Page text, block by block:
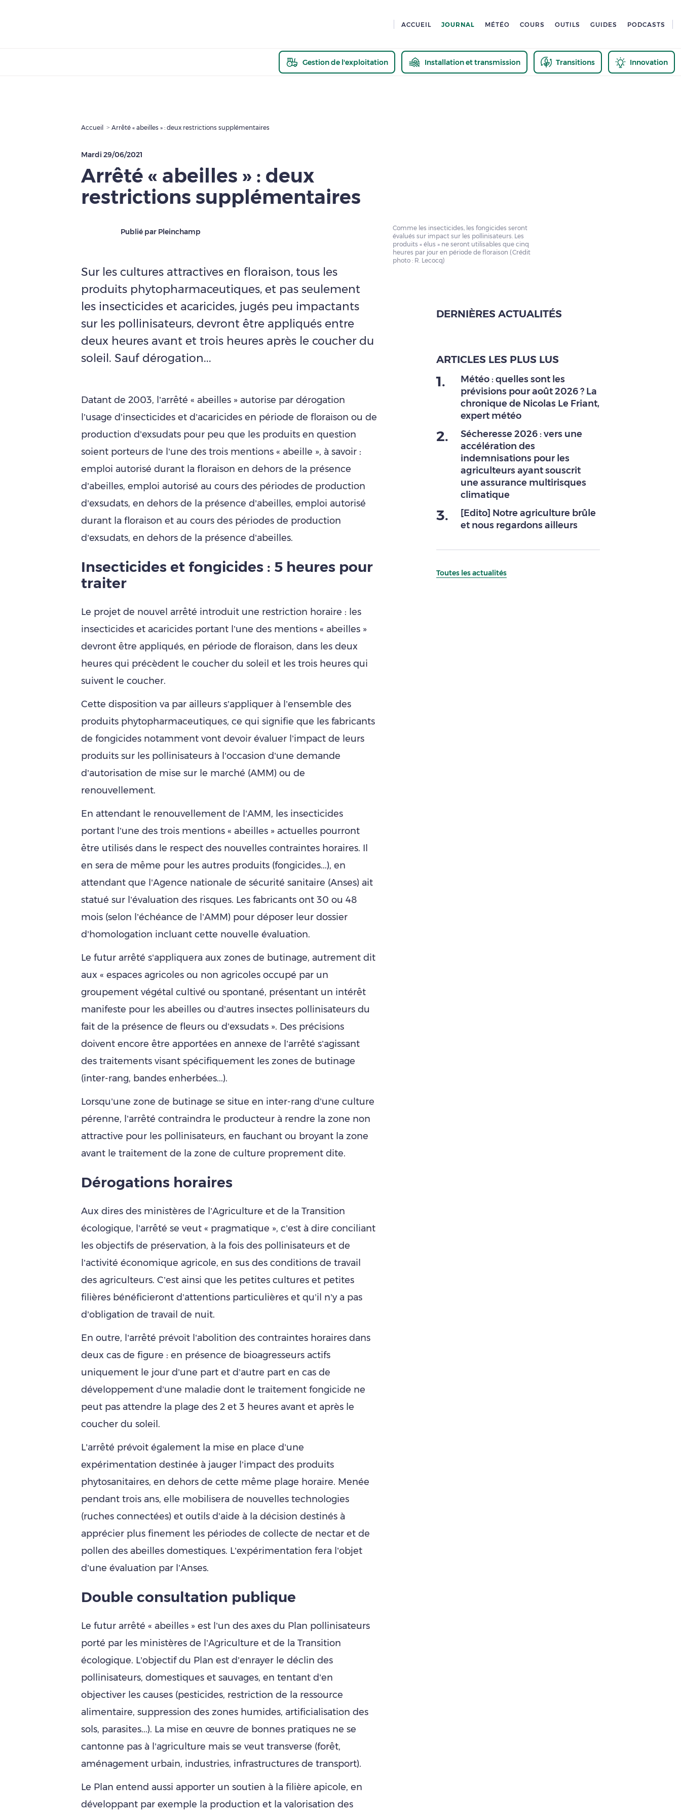
ACCUEIL JOURNAL MÉTÉO COURS OUTILS GUIDES PODCASTS
Gestion de l'exploitation Installation et transmission Transitions Innovation
Accueil Arrêté « abeilles » : deux restrictions supplémentaires
Mardi 29/06/2021
Arrêté « abeilles » : deux
restrictions supplémentaires
Publié par Pleinchamp
Sur les cultures attractives en floraison, tous les
produits phytopharmaceutiques, et pas seulement
les insecticides et acaricides, jugés peu impactants
sur les pollinisateurs, devront être appliqués entre
deux heures avant et trois heures après le coucher du
soleil. Sauf dérogation...
Datant de 2003, l’arrêté « abeilles » autorise par dérogation
l’usage d’insecticides et d’acaricides en période de floraison ou de
production d’exsudats pour peu que les produits en question
soient porteurs de l’une des trois mentions « abeille », à savoir :
emploi autorisé durant la floraison en dehors de la présence
d’abeilles, emploi autorisé au cours des périodes de production
d’exsudats, en dehors de la présence d’abeilles, emploi autorisé
durant la floraison et au cours des périodes de production
d’exsudats, en dehors de la présence d’abeilles.
Insecticides et fongicides : 5 heures pour
traiter
Le projet de nouvel arrêté introduit une restriction horaire : les
insecticides et acaricides portant l’une des mentions « abeilles »
devront être appliqués, en période de floraison, dans les deux
heures qui précèdent le coucher du soleil et les trois heures qui
suivent le coucher.
Cette disposition va par ailleurs s’appliquer à l’ensemble des
produits phytopharmaceutiques, ce qui signifie que les fabricants
de fongicides notamment vont devoir évaluer l’impact de leurs
produits sur les pollinisateurs à l’occasion d’une demande
d’autorisation de mise sur le marché (AMM) ou de
renouvellement.
En attendant le renouvellement de l’AMM, les insecticides
portant l’une des trois mentions « abeilles » actuelles pourront
être utilisés dans le respect des nouvelles contraintes horaires. Il
en sera de même pour les autres produits (fongicides...), en
attendant que l’Agence nationale de sécurité sanitaire (Anses) ait
statué sur l’évaluation des risques. Les fabricants ont 30 ou 48
mois (selon l’échéance de l’AMM) pour déposer leur dossier
d’homologation incluant cette nouvelle évaluation.
Le futur arrêté s’appliquera aux zones de butinage, autrement dit
aux « espaces agricoles ou non agricoles occupé par un
groupement végétal cultivé ou spontané, présentant un intérêt
manifeste pour les abeilles ou d’autres insectes pollinisateurs du
fait de la présence de fleurs ou d’exsudats ». Des précisions
doivent encore être apportées en annexe de l’arrêté s’agissant
des traitements visant spécifiquement les zones de butinage
(inter-rang, bandes enherbées...).
Lorsqu’une zone de butinage se situe en inter-rang d’une culture
pérenne, l’arrêté contraindra le producteur à rendre la zone non
attractive pour les pollinisateurs, en fauchant ou broyant la zone
avant le traitement de la zone de culture proprement dite.
Dérogations horaires
Aux dires des ministères de l’Agriculture et de la Transition
écologique, l’arrêté se veut « pragmatique », c’est à dire conciliant
les objectifs de préservation, à la fois des pollinisateurs et de
l’activité économique agricole, en sus des conditions de travail
des agriculteurs. C’est ainsi que les petites cultures et petites
filières bénéficieront d’attentions particulières et qu’il n’y a pas
d’obligation de travail de nuit.
En outre, l’arrêté prévoit l’abolition des contraintes horaires dans
deux cas de figure : en présence de bioagresseurs actifs
uniquement le jour d’une part et d’autre part en cas de
développement d’une maladie dont le traitement fongicide ne
peut pas attendre la plage des 2 et 3 heures avant et après le
coucher du soleil.
L’arrêté prévoit également la mise en place d’une
expérimentation destinée à jauger l’impact des produits
phytosanitaires, en dehors de cette même plage horaire. Menée
pendant trois ans, elle mobilisera de nouvelles technologies
(ruches connectées) et outils d’aide à la décision destinés à
apprécier plus finement les périodes de collecte de nectar et de
pollen des abeilles domestiques. L’expérimentation fera l’objet
d’une évaluation par l’Anses.
Double consultation publique
Le futur arrêté « abeilles » est l’un des axes du Plan pollinisateurs
porté par les ministères de l’Agriculture et de la Transition
écologique. L’objectif du Plan est d’enrayer le déclin des
pollinisateurs, domestiques et sauvages, en tentant d’en
objectiver les causes (pesticides, restriction de la ressource
alimentaire, suppression des zones humides, artificialisation des
sols, parasites...). La mise en œuvre de bonnes pratiques ne se
cantonne pas à l’agriculture mais se veut transverse (forêt,
aménagement urbain, industries, infrastructures de transport).
Le Plan entend aussi apporter un soutien à la filière apicole, en
développant par exemple la production et la valorisation des
Comme les insecticides, les fongicides seront
évalués sur impact sur les pollinisateurs. Les
produits « élus » ne seront utilisables que cinq
heures par jour en période de floraison (Crédit
photo : R. Lecocq)
DERNIÈRES ACTUALITÉS
ARTICLES LES PLUS LUS
1.
Météo : quelles sont les
prévisions pour août 2026 ? La
chronique de Nicolas Le Friant,
expert météo
2.
Sécheresse 2026 : vers une
accélération des
indemnisations pour les
agriculteurs ayant souscrit
une assurance multirisques
climatique
3.
[Edito] Notre agriculture brûle
et nous regardons ailleurs
Toutes les actualités